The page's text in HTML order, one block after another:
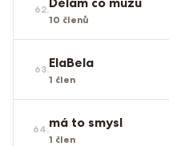
62.
10 členů
63.ElaBela
1 člen
64.má to smysl
1 člen